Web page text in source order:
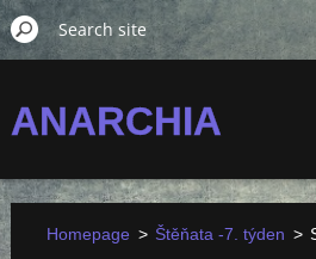
ANARCHIA
Homepage > Štěňata -7. týden >